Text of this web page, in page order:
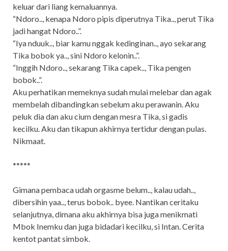
keluar dari liang kemaluannya.
“Ndoro.., kenapa Ndoro pipis diperutnya Tika.., perut Tika
jadi hangat Ndoro..”.
“Iya nduuk.., biar kamu nggak kedinginan.., ayo sekarang
Tika bobok ya.., sini Ndoro kelonin..”.
“Inggih Ndoro.., sekarang Tika capek.., Tika pengen
bobok..”.
Aku perhatikan memeknya sudah mulai melebar dan agak
membelah dibandingkan sebelum aku perawanin. Aku
peluk dia dan aku cium dengan mesra Tika, si gadis
kecilku. Aku dan tikapun akhirnya tertidur dengan pulas.
Nikmaat.
*****
Gimana pembaca udah orgasme belum.., kalau udah..,
dibersihin yaa.., terus bobok.. byee. Nantikan ceritaku
selanjutnya, dimana aku akhirnya bisa juga menikmati
Mbok Inemku dan juga bidadari kecilku, si Intan. Cerita
kentot pantat simbok.